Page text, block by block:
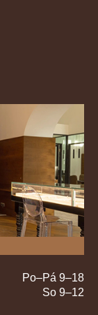
Po–Pá 9–18
So 9–12